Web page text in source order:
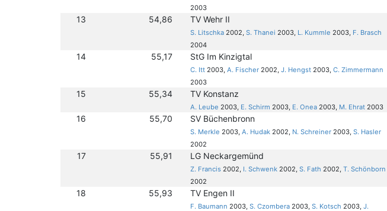
2003
13 54,86 TV Wehr II
S. Litschka 2002,S. Thanei 2003, L. Kummle 2003, F. Brasch
2004
14 55,17 StG Im Kinzigtal
C. Itt 2003,A. Fischer 2002,J. Hengst 2003,C. Zimmermann
2003
15 55,34 TV Konstanz
A. Leube 2003, E. Schirm 2003, E. Onea 2003, M. Ehrat 2003
16 55,70 SV Büchenbronn
S. Merkle 2003,A. Hudak 2002, N. Schreiner 2003,S. Hasler
2002
17 55,91 LG Neckargemünd
Z. Francis 2002, I. Schwenk 2002,S. Fath 2002,T. Schönborn
2002
18 55,93 TV Engen II
F. Baumann 2003,S. Czombera 2003,S. Kotsch 2003,J.